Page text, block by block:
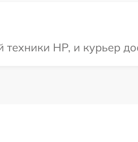
HP, и курьер